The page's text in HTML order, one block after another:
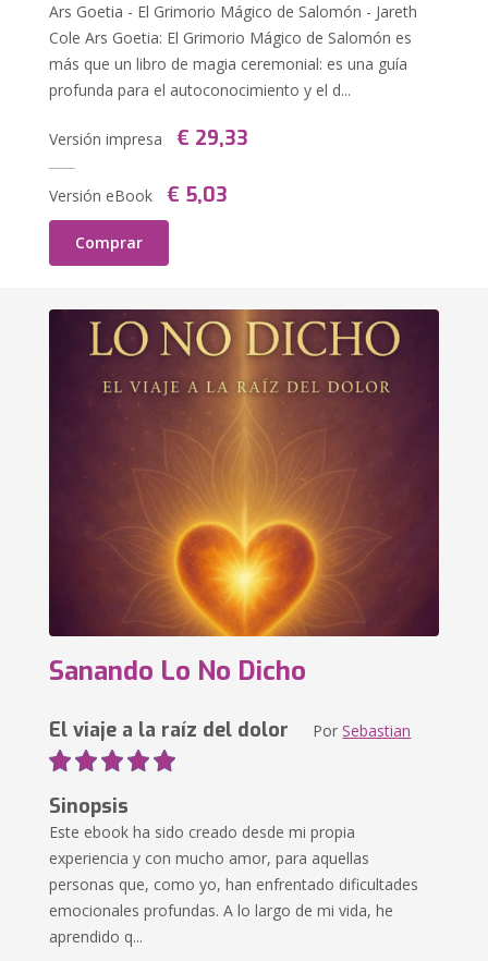
Ars Goetia - El Grimorio Mágico de Salomón - Jareth
Cole Ars Goetia: El Grimorio Mágico de Salomón es
más que un libro de magia ceremonial: es una guía
profunda para el autoconocimiento y el d...
Versión impresa € 29,33
Versión eBook € 5,03
Comprar
Sanando Lo No Dicho
El viaje a la raíz del dolor PorSebastian
Sinopsis
Este ebook ha sido creado desde mi propia
experiencia y con mucho amor, para aquellas
personas que, como yo, han enfrentado dificultades
emocionales profundas. A lo largo de mi vida, he
aprendido q...